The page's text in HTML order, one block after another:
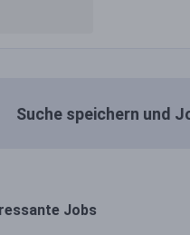
Suche speichern und
Jobs